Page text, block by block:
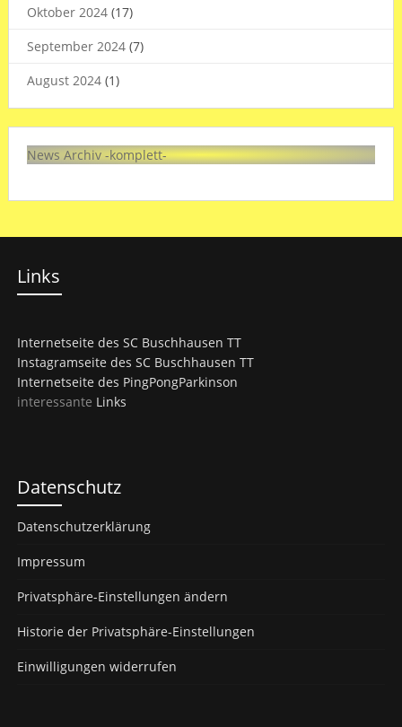
Oktober 2024(17)
September 2024(7)
August 2024(1)
News Archiv -komplett-
Links
Internetseite des SC Buschhausen TT
Instagramseite des SC Buschhausen TT
Internetseite des PingPongParkinson
interessante Links
Datenschutz
Datenschutzerklärung
Impressum
Privatsphäre-Einstellungen ändern
Historie der Privatsphäre-Einstellungen
Einwilligungen widerrufen